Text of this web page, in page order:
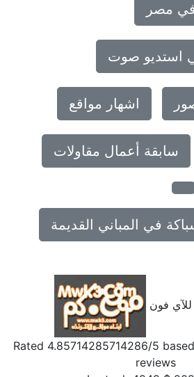
مصر
استديو صوت
اشهار مواقع
سابقة أعمال مقاولات
في المباني القديمة
فون
Rated4.85714285714286 /5
reviews